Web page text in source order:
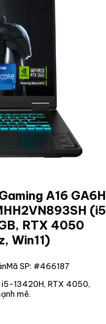
A16 GA6H
(i5
RTX 4050
Win11)
Mã SP: #466187
i5-13420H, RTX 4050,
mẽ.